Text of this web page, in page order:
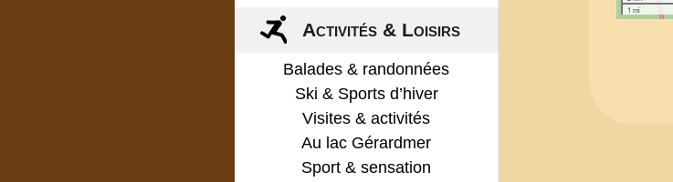
Activités & Loisirs
Balades & randonnées
Ski & Sports d’hiver
Visites & activités
Au lac Gérardmer
Sport & sensation
1 mi